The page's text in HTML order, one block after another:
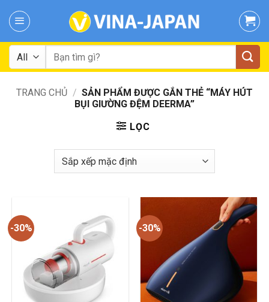
Tìm
kiếm:
TRANG CHỦ / SẢN PHẨM ĐƯỢC GẮN THẺ “MÁY HÚT
BỤI GIƯỜNG ĐỆM DEERMA”
LỌC
-30% -30%